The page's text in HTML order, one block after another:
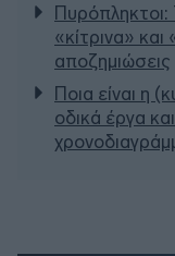
Πυρόπληκτοι:
«κίτρινα» και
αποζημιώσεις
Ποια είναι η
οδικά έργα